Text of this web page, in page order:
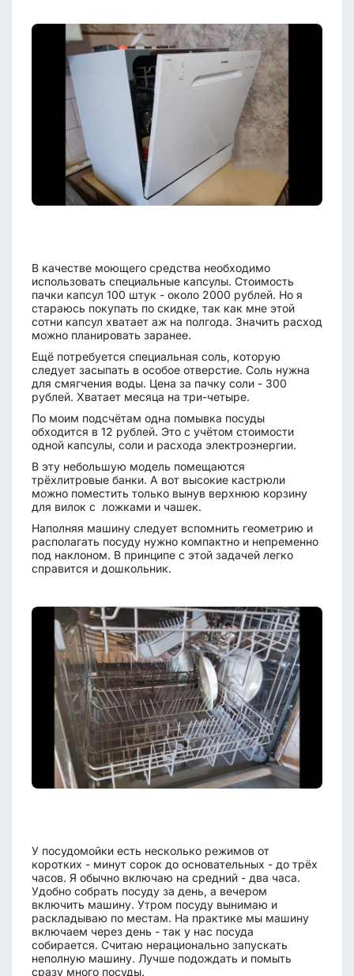
В качестве моющего средства необходимо
использовать специальные капсулы. Стоимость
пачки капсул 100 штук - около 2000 рублей. Но я
стараюсь покупать по скидке, так как мне этой
сотни капсул хватает аж на полгода. Значить расход
можно планировать заранее.
Ещё потребуется специальная соль, которую
следует засыпать в особое отверстие. Соль нужна
для смягчения воды. Цена за пачку соли - 300
рублей. Хватает месяца на три-четыре.
По моим подсчётам одна помывка посуды
обходится в 12 рублей. Это с учётом стоимости
одной капсулы, соли и расхода электроэнергии.
В эту небольшую модель помещаются
трёхлитровые банки. А вот высокие кастрюли
можно поместить только вынув верхнюю корзину
для вилок с ложками и чашек.
Наполняя машину следует вспомнить геометрию и
располагать посуду нужно компактно и непременно
под наклоном. В принципе с этой задачей легко
справится и дошкольник.
У посудомойки есть несколько режимов от
коротких - минут сорок до основательных - до трёх
часов. Я обычно включаю на средний - два часа.
Удобно собрать посуду за день, а вечером
включить машину. Утром посуду вынимаю и
раскладываю по местам. На практике мы машину
включаем через день - так у нас посуда
собирается. Считаю нерационально запускать
неполную машину. Лучше подождать и помыть
сразу много посуды.